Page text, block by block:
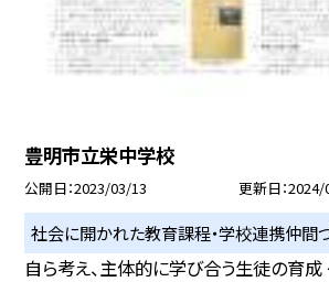
豊明市立栄中学校
公開日 2023/03/13 更新日 2024/
社会に開かれた教育課程・学校連携仲間
自ら考え、主体的に学び合う生徒の育